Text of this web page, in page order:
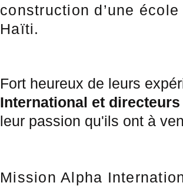
construction d’une
Haïti.
Fort heureux de leurs
International et
leur passion qu'ils ont à
Mission Alpha